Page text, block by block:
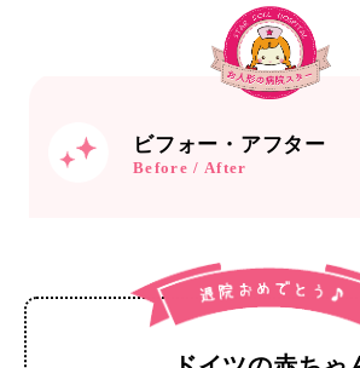
ビフォー・アフター
Before / After